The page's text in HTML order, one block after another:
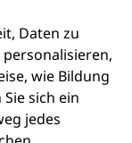
Daten zu
wie Bildung
sich ein
jedes